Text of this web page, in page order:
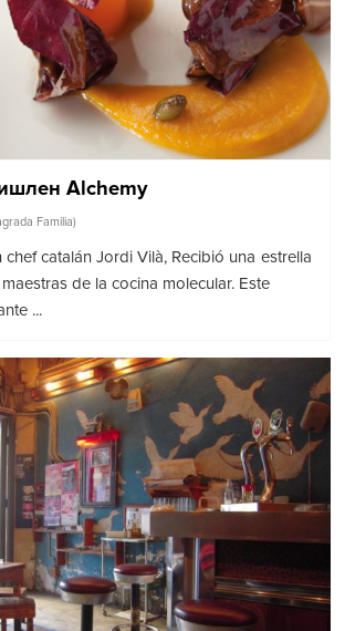
Alchemy
Familia)
chef catalán Jordi Vilà, Recibió una estrella
de la cocina molecular. Este
...